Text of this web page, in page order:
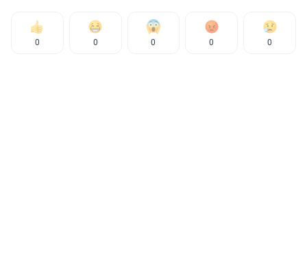
0 0 0 0 0